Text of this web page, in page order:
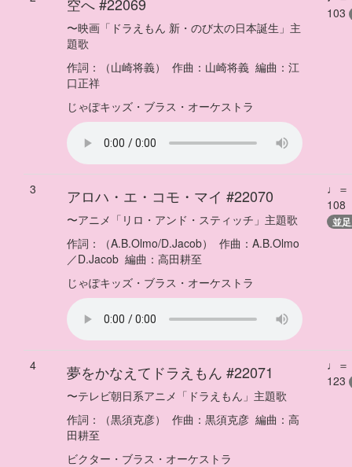
〜映画「ドラえもん 新・のび太の日本誕生」主
題歌
作詞：
（山崎将義） 作曲： 山崎将義 編曲： 江
口正祥
じゃぽキッズ・ブラス・オーケストラ
103
3 アロハ・エ・コモ・マイ #22070
〜アニメ「リロ・アンド・スティッチ」主題歌
作詞：
（A.B.Olmo/D.Jacob） 作曲： A.B.Olmo
／D.Jacob 編曲： 高田耕至
じゃぽキッズ・ブラス・オーケストラ
♩＝
108
並
4 夢をかなえてドラえもん #22071
〜テレビ朝日系アニメ「ドラえもん」主題歌
作詞：
（黒須克彦） 作曲： 黒須克彦 編曲： 高
田耕至
ビクター・ブラス・オーケストラ
♩＝
123